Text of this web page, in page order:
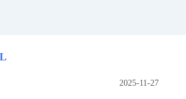
2025-11-27